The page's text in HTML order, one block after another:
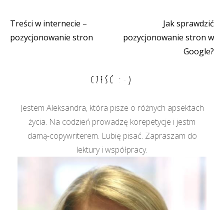
Nawigacja
Treści w internecie –
pozycjonowanie stron
Jak sprawdzić
pozycjonowanie stron w
Google?
CZEŚĆ :-)
Jestem Aleksandra, która pisze o różnych apsektach
życia. Na codzień prowadzę korepetycje i jestm
damą-copywriterem. Lubię pisać. Zapraszam do
lektury i współpracy.